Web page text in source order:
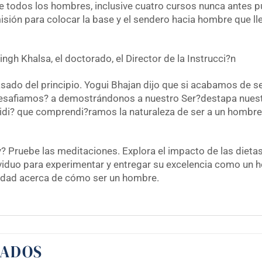
todos los hombres, inclusive cuatro cursos nunca antes
para colocar la base y el sendero hacia hombre que
Khalsa, el doctorado, el Director de la Instrucci?n
del principio. Yogui Bhajan dijo que si acabamos de
a demostrándonos a nuestro Ser?destapa
que comprendi?ramos la naturaleza de ser a un
Pruebe las meditaciones. Explora el impacto de las
para experimentar y entregar su excelencia como un
acerca de cómo ser un hombre.